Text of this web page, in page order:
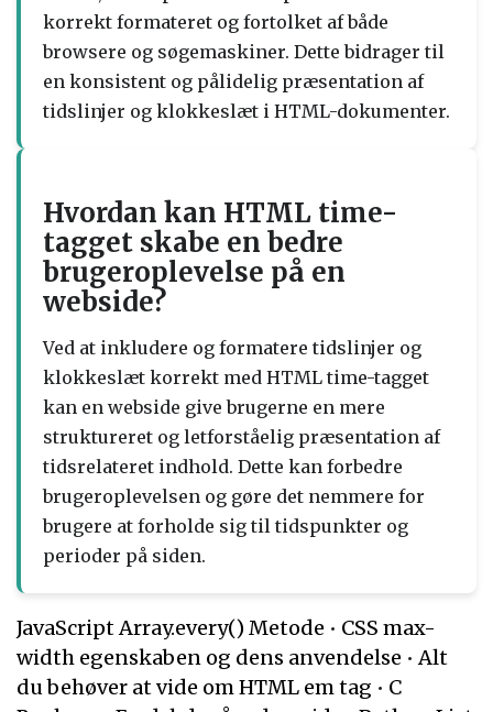
korrekt formateret og fortolket af både
browsere og søgemaskiner. Dette bidrager til
en konsistent og pålidelig præsentation af
tidslinjer og klokkeslæt i HTML-dokumenter.
Hvordan kan HTML time-
tagget skabe en bedre
brugeroplevelse på en
webside?
Ved at inkludere og formatere tidslinjer og
klokkeslæt korrekt med HTML time-tagget
kan en webside give brugerne en mere
struktureret og letforståelig præsentation af
tidsrelateret indhold. Dette kan forbedre
brugeroplevelsen og gøre det nemmere for
brugere at forholde sig til tidspunkter og
perioder på siden.
JavaScript Array.every() Metode • CSS max-
width egenskaben og dens anvendelse •Alt
du behøver at vide om HTML em tag • C